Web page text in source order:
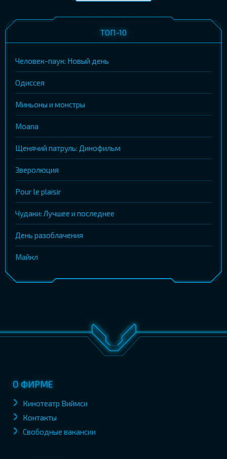
ТОП-10
Человек-паук: Новый день
Одиссея
Миньоны и монстры
Moana
Щенячий патруль: Динофильм
Зверолюция
Pour le plaisir
Чудаки: Лучшее и последнее
День разоблачения
Майкл
О ФИРМЕ
Кинотеатр Виймси
Контакты
Свободные вакансии